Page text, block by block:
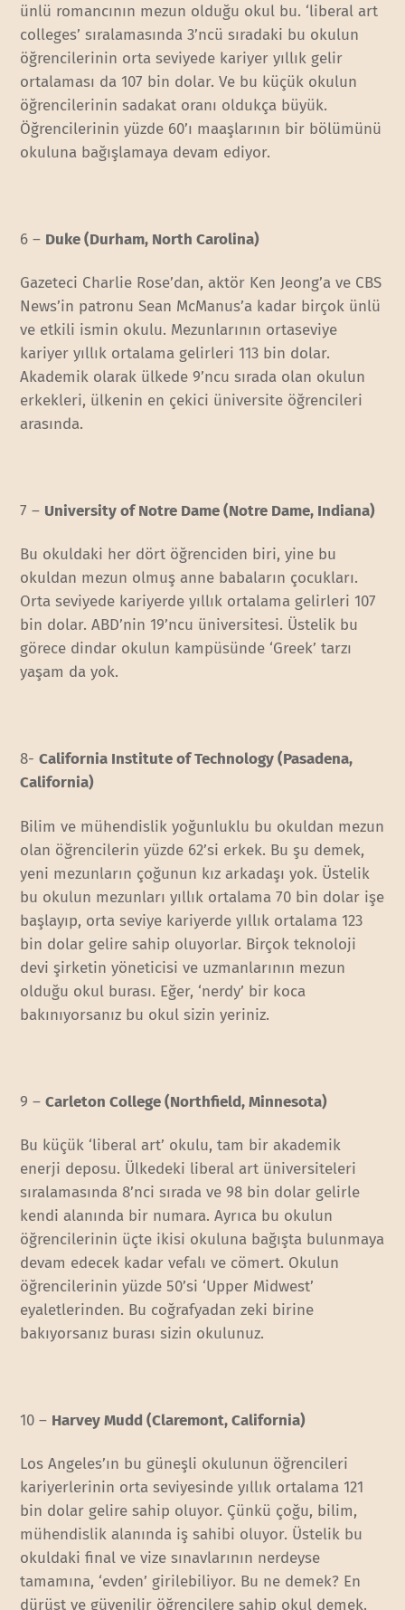
ünlü romancının mezun olduğu okul bu. ‘liberal art
colleges’ sıralamasında 3’ncü sıradaki bu okulun
öğrencilerinin orta seviyede kariyer yıllık gelir
ortalaması da 107 bin dolar. Ve bu küçük okulun
öğrencilerinin sadakat oranı oldukça büyük.
Öğrencilerinin yüzde 60’ı maaşlarının bir bölümünü
okuluna bağışlamaya devam ediyor.
6 – Duke (Durham, North Carolina)
Gazeteci Charlie Rose’dan, aktör Ken Jeong’a ve CBS
News’in patronu Sean McManus’a kadar birçok ünlü
ve etkili ismin okulu. Mezunlarının ortaseviye
kariyer yıllık ortalama gelirleri 113 bin dolar.
Akademik olarak ülkede 9’ncu sırada olan okulun
erkekleri, ülkenin en çekici üniversite öğrencileri
arasında.
7 – University of Notre Dame (Notre Dame, Indiana)
Bu okuldaki her dört öğrenciden biri, yine bu
okuldan mezun olmuş anne babaların çocukları.
Orta seviyede kariyerde yıllık ortalama gelirleri 107
bin dolar. ABD’nin 19’ncu üniversitesi. Üstelik bu
görece dindar okulun kampüsünde ‘Greek’ tarzı
yaşam da yok.
8-California Institute of Technology (Pasadena,
California)
Bilim ve mühendislik yoğunluklu bu okuldan mezun
olan öğrencilerin yüzde 62’si erkek. Bu şu demek,
yeni mezunların çoğunun kız arkadaşı yok. Üstelik
bu okulun mezunları yıllık ortalama 70 bin dolar işe
başlayıp, orta seviye kariyerde yıllık ortalama 123
bin dolar gelire sahip oluyorlar. Birçok teknoloji
devi şirketin yöneticisi ve uzmanlarının mezun
olduğu okul burası. Eğer, ‘nerdy’ bir koca
bakınıyorsanız bu okul sizin yeriniz.
9 –Carleton College (Northfield, Minnesota)
Bu küçük ‘liberal art’ okulu, tam bir akademik
enerji deposu. Ülkedeki liberal art üniversiteleri
sıralamasında 8’nci sırada ve 98 bin dolar gelirle
kendi alanında bir numara. Ayrıca bu okulun
öğrencilerinin üçte ikisi okuluna bağışta bulunmaya
devam edecek kadar vefalı ve cömert. Okulun
öğrencilerinin yüzde 50’si ‘Upper Midwest’
eyaletlerinden. Bu coğrafyadan zeki birine
bakıyorsanız burası sizin okulunuz.
10 – Harvey Mudd (Claremont, California)
Los Angeles’ın bu güneşli okulunun öğrencileri
kariyerlerinin orta seviyesinde yıllık ortalama 121
bin dolar gelire sahip oluyor. Çünkü çoğu, bilim,
mühendislik alanında iş sahibi oluyor. Üstelik bu
okuldaki final ve vize sınavlarının nerdeyse
tamamına, ‘evden’ girilebiliyor. Bu ne demek? En
dürüst ve güvenilir öğrencilere sahip okul demek.